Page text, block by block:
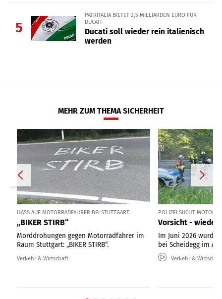
5
PATRITALIA BIETET 2,5 MILLIARDEN EURO FÜR
DUCATI
Ducati soll wieder rein italienisch
werden
MEHR ZUM THEMA SICHERHEIT
HASS AUF MOTORRADFAHRER BEI STUTTGART
„BIKER STIRB“
Morddrohungen gegen Motorradfahrer im
Raum Stuttgart: „BIKER STIRB“.
Verkehr & Wirtschaft
POLIZEI SUCHT
Vorsicht -
Im Juni 2026
bei Scheidegg im
Verkehr &